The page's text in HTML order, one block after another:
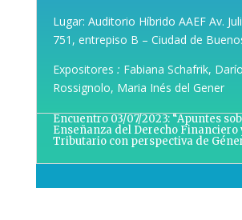
Lugar: Auditorio Híbrido AAEF Av.
751, entrepiso B – Ciudad de
Expositores : Fabiana Schafrik, Darío
Rossignolo, Maria Inés del Gener
Encuentro 03/07/2023: “Apuntes
Enseñanza del Derecho Financiero
Tributario con perspectiva de